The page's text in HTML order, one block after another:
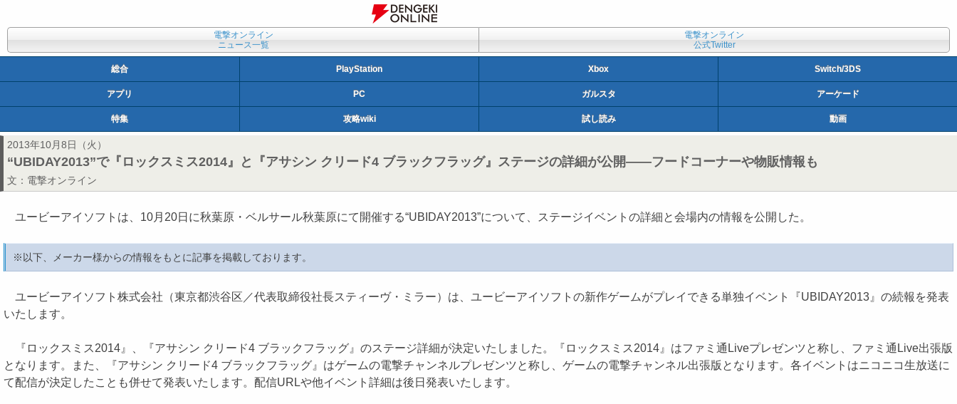
電撃オンライン
ニュース一覧
電撃オンライン
公式Twitter
総合 PlayStation Xbox Switch/3DS
アプリ PC ガルスタ アーケード
特集 攻略wiki 試し読み 動画
2013年10月8日（火）
“UBIDAY2013”で『ロックスミス2014』と『アサシン クリード4 ブラックフラッグ』ステージの詳細が公開――フードコーナーや物販情報も
文： 電撃オンライン
ユービーアイソフトは、10月20日に秋葉原・ベルサール秋葉原にて開催する“UBIDAY2013”について、ステージイベントの詳細と会場内の情報を公開した。
※以下、メーカー様からの情報をもとに記事を掲載しております。
ユービーアイソフト株式会社（東京都渋谷区／代表取締役社長スティーヴ・ミラー）は、ユービーアイソフトの新作ゲームがプレイできる単独イベント『UBIDAY2013』の続報を発表
いたします。
『ロックスミス2014』、『アサシン クリード4 ブラックフラッグ』のステージ詳細が決定いたしました。『ロックスミス2014』はファミ通Liveプレゼンツと称し、ファミ通Live出張版
となります。また、『アサシン クリード4 ブラックフラッグ』はゲームの電撃チャンネルプレゼンツと称し、ゲームの電撃チャンネル出張版となります。各イベントはニコニコ生放送に
て配信が決定したことも併せて発表いたします。配信URLや他イベント詳細は後日発表いたします。